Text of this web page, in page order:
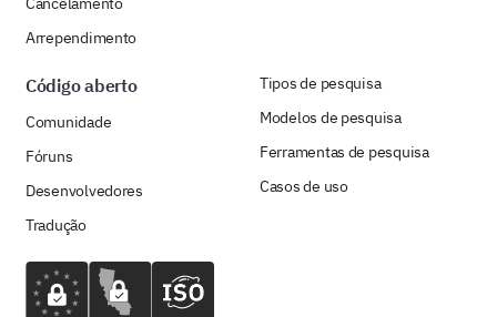
Cancelamento
Arrependimento
Código aberto
Comunidade
Fóruns
Desenvolvedores
Tradução
Tipos de pesquisa
Modelos de pesquisa
Ferramentas de pesquisa
Casos de uso